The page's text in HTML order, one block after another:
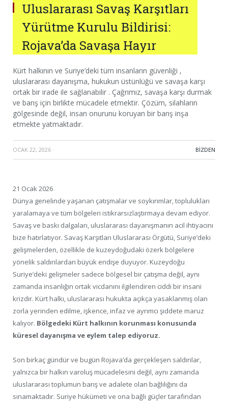
Uluslararası Savaş Karşıtları
Yürütme Kurulu Bildirisi:
Rojava’da Savaşa Hayır
Kürt halkının ve Suriye’deki tüm insanların güvenliği ,
uluslararası dayanışma, hukukun üstünlüğü ve savaşa karşı
ortak bir irade ile sağlanabilir . Çağrımız, savaşa karşı durmak
ve barış için birlikte mücadele etmektir. Çözüm, silahların
gölgesinde değil, insan onurunu koruyan bir barış inşa
etmekte yatmaktadır.
OCAK 22, 2026 · BIZDEN
21 Ocak 2026
Dünya genelinde yaşanan çatışmalar ve soykırımlar, toplulukları
yaralamaya ve tüm bölgeleri istikrarsızlaştırmaya devam ediyor.
Savaş ve baskı dalgaları, uluslararası dayanışmanın acil ihtiyacını
bize hatırlatıyor. Savaş Karşıtları Uluslararası Örgütü, Suriye’deki
gelişmelerden, özellikle de kuzeydoğudaki özerk bölgelere
yönelik saldırılardan büyük endişe duyuyor. Kuzeydoğu
Suriye’deki gelişmeler sadece bölgesel bir çatışma değil, aynı
zamanda insanlığın ortak vicdanını ilgilendiren ciddi bir insani
krizdir. Kürt halkı, uluslararası hukukta açıkça yasaklanmış olan
zorla yerinden edilme, işkence, infaz ve ayrımcı şiddete maruz
kalıyor. Bölgedeki Kürt halkının korunması konusunda
küresel dayanışma ve eylem talep ediyoruz.
Son birkaç gündür ve bugün Rojava’da gerçekleşen saldırılar,
yalnızca bir halkın varoluş mücadelesini değil, aynı zamanda
uluslararası toplumun barış ve adalete olan bağlılığını da
sınamaktadır. Suriye hükümeti ve ona bağlı güçler tarafından